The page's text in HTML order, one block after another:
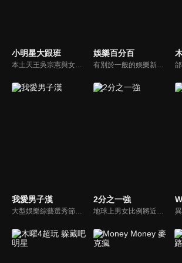
小明星大跟班
本土天王吳宗憲與女兒吳姍儒（Sandy）搭檔主持，每集邀請來賓暢談演藝圈大小事，父女檔聯手笑果十足，老梗搭上新世代，最新組合強勢登場！
娛樂百分百
有別於一般的娛樂新聞播報，透過遊戲、粉絲互動認識大明星們的真性情，歌唱單元讓你享受歌手們天籟般的歌聲，各式專題報導是為最佳懶人包，掌握最新娛樂動態，求新求變的節目單元刺激你的感官、滿足你的視覺，帶給你滿滿的歡笑，洗去整日的疲憊！
我愛男子漢
大型娛樂綜藝選秀節目《我愛男子漢》強勢登場！打造全新華語男子團體！各個參賽者無不卯足全力，使出看家本領只為登上夢想殿堂！為了擄獲評審芳心，哪些參賽者會使出意想不到的絕招呢？獨家精彩內容搶先看，想知道有什麼大來賓大駕光臨？想知道有那些爆笑互動內容？
2分之一強
地球上男女比例將近一比一，也就是有二分之一的女人。我們認為新世代的女人不論在能力、經濟、教育、工作上都不輸男人，這些獨立自主的女人早已撐起半邊天，她們有自己的價值觀和感情觀，我們稱她們是『二分之一強』。